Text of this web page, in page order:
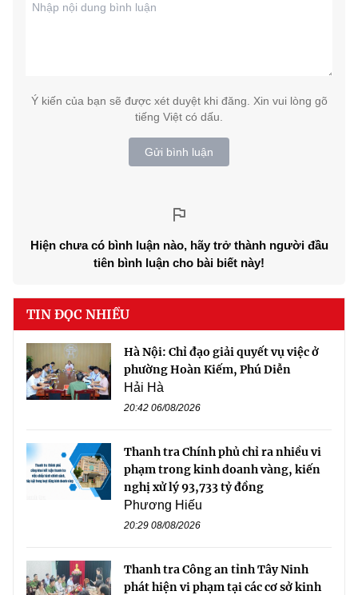
Ý kiến của bạn sẽ được xét duyệt khi đăng. Xin vui lòng gõ
tiếng Việt có dấu.
Gửi bình luận
Hiện chưa có bình luận nào, hãy trở thành người đầu
tiên bình luận cho bài biết này!
TIN ĐỌC NHIỀU
Hà Nội: Chỉ đạo giải quyết vụ việc ở
phường Hoàn Kiếm, Phú Diễn
Hải Hà
20:42 06/08/2026
Thanh tra Chính phủ chỉ ra nhiều vi
phạm trong kinh doanh vàng, kiến
nghị xử lý 93,733 tỷ đồng
Phương Hiếu
20:29 08/08/2026
Thanh tra Công an tỉnh Tây Ninh
phát hiện vi phạm tại các cơ sở kinh